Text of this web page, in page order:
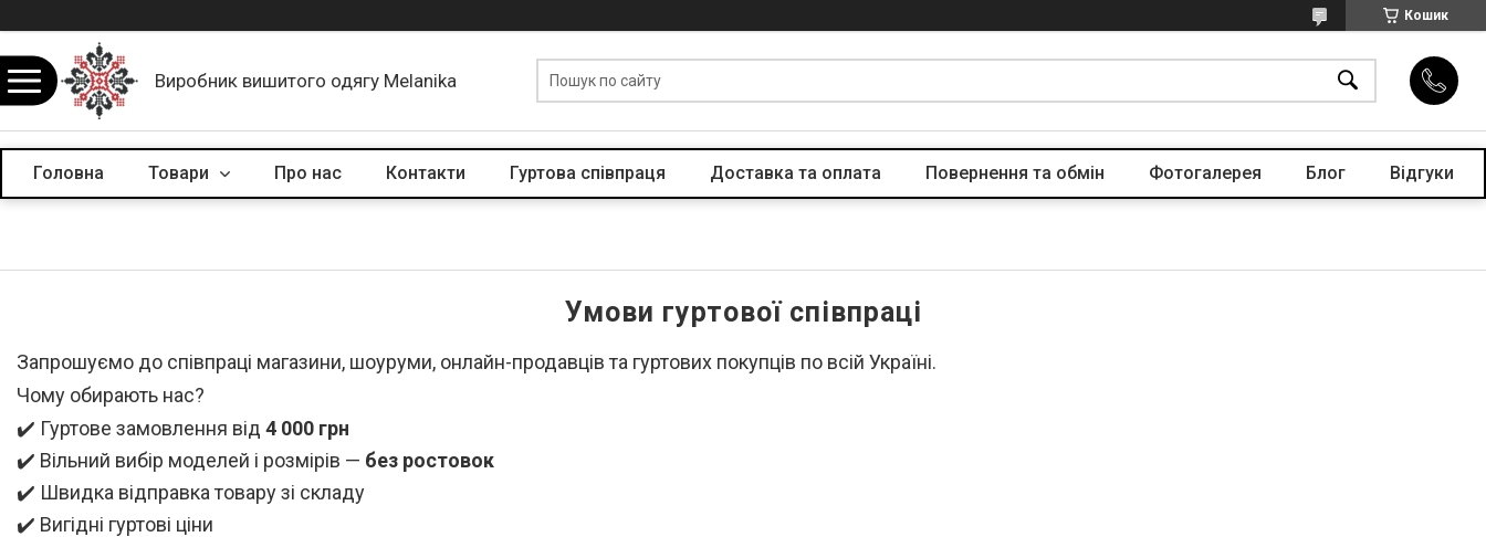
Кошик
Виробник вишитого одягу Melanika
Головна Товари Про нас Контакти Гуртова співпраця Доставка та оплата Повернення та обмін Фотогалерея Блог Відгуки
Умови гуртової співпраці
Запрошуємо до співпраці магазини, шоуруми, онлайн-продавців та гуртових покупців по всій Україні.
Чому обирають нас?
✔️ Гуртове замовлення від 4 000 грн
✔️ Вільний вибір моделей і розмірів — без ростовок
✔️ Швидка відправка товару зі складу
✔️ Вигідні гуртові ціни